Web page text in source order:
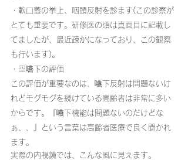
・軟口蓋の挙上、咽頭反射を診ます(この診察が
とても重要です。研修医の頃は真面目に記載し
てましたが、最近疎かになっており、この観察
も行います)。
・空嚥下の評価
この評価が重要なのは、嚥下反射は問題ないけ
れどモグモグを続けている高齢者は非常に多い
からです。『嚥下機能は問題ないのだけどな
ぁ、、』という言葉は高齢者医療で良く聞かれ
ます。
実際の内視鏡では、こんな風に見えます。